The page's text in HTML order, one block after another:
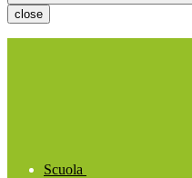
close
Scuola